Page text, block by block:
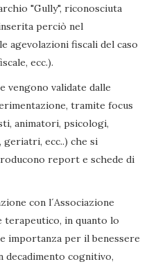
"Gully", riconosciuta
perciò nel
agevolazioni fiscali del caso
ecc.).
vengono validate dalle
tramite focus
animatori, psicologi,
ecc..) che si
report e schede di
con l´Associazione
terapeutico, in quanto lo
importanza per il benessere
decadimento cognitivo,